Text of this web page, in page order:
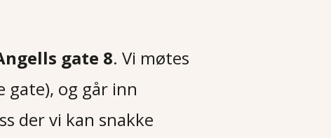
gate 8. Vi møtes
gate), og går inn
der vi kan snakke